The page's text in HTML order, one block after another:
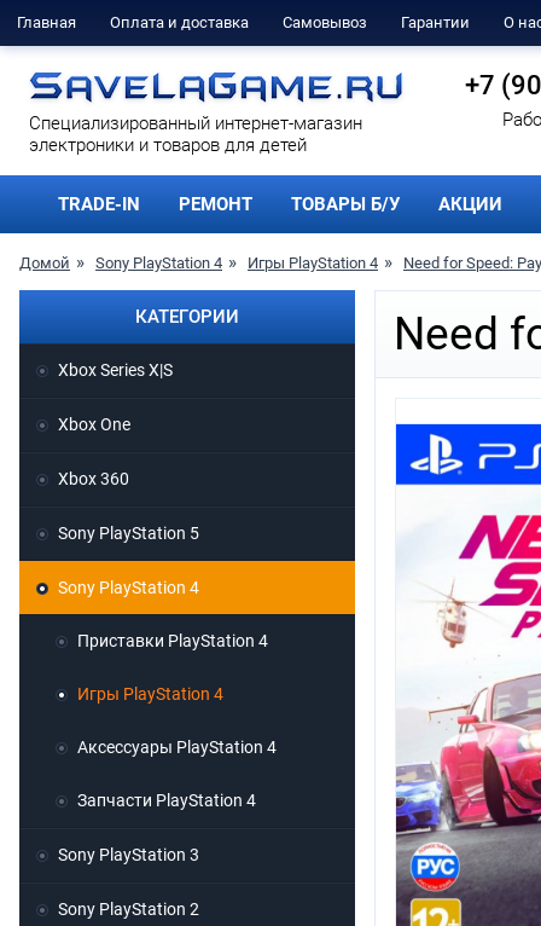
Главная Оплата и доставка Самовывоз Гарантии О
Cпециализированный интернет-магазин
электроники и товаров для детей
+7
TRADE-IN РЕМОНТ ТОВАРЫ Б/У АКЦИИ
Домой Sony PlayStation 4 Игры PlayStation 4 Need for Speed:
Need
КАТЕГОРИИ
Xbox Series X|S
Xbox One
Xbox 360
Sony PlayStation 5
Sony PlayStation 4
Приставки PlayStation 4
Игры PlayStation 4
Аксессуары PlayStation 4
Запчасти PlayStation 4
Sony PlayStation 3
Sony PlayStation 2